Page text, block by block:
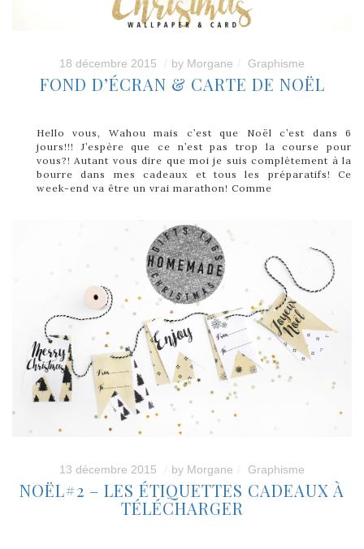
18 décembre 2015 by Morgane Graphisme
FOND D’ÉCRAN & CARTE DE NOËL
Hello vous, Wahou mais c’est que Noël c’est dans 6
jours!!! J’espère que ce n’est pas trop la course pour
vous?! Autant vous dire que moi je suis complètement à la
bourre dans mes cadeaux et tous les préparatifs! Ce
week-end va être un vrai marathon! Comme
13 décembre 2015 by Morgane Graphisme
NOËL#2 – LES ÉTIQUETTES CADEAUX À
TÉLÉCHARGER